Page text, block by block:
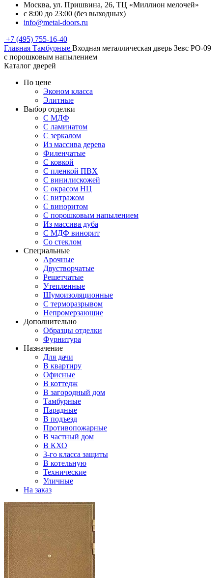
Москва, ул. Пришвина, 26, ТЦ «Миллион мелочей»
с 8:00 до 23:00 (без выходных)
info@metal-doors.ru
+7 (495) 755-16-40
Главная Тамбурные Входная металлическая дверь Зевс PO-09
с порошковым напылением
Каталог дверей
По цене
Эконом класса
Элитные
Выбор отделки
С МДФ
С ламинатом
С зеркалом
Из массива дерева
Филенчатые
С ковкой
С пленкой ПВХ
С винилискожей
С окрасом НЦ
С витражом
С виноритом
С порошковым напылением
Из массива дуба
С МДФ винорит
Со стеклом
Специальные
Арочные
Двустворчатые
Решетчатые
Утепленные
Шумоизоляционные
С терморазрывом
Непромерзающие
Дополнительно
Образцы отделки
Фурнитура
Назначение
Для дачи
В квартиру
Офисные
В коттедж
В загородный дом
Тамбурные
Парадные
В подъезд
Противопожарные
В частный дом
В КХО
3-го класса защиты
В котельную
Технические
Уличные
На заказ